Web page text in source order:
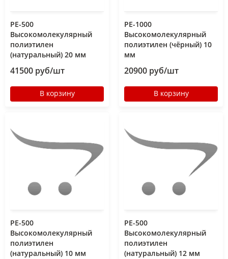
РЕ-500
Высокомолекулярный
полиэтилен
(натуральный) 20 мм
41500 руб/шт
В корзину
РЕ-1000
Высокомолекулярный
полиэтилен (чёрный) 10
мм
20900 руб/шт
В корзину
РЕ-500
Высокомолекулярный
полиэтилен
(натуральный) 10 мм
РЕ-500
Высокомолекулярный
полиэтилен
(натуральный) 12 мм